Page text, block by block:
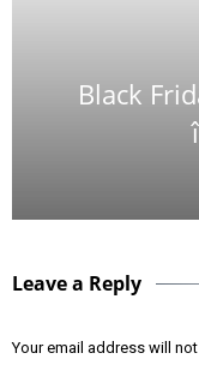
Black
Leave a Reply
Your email address will